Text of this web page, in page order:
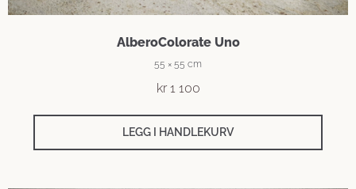
AlberoColorate Uno
55 × 55 cm
kr1 100
LEGG I HANDLEKURV